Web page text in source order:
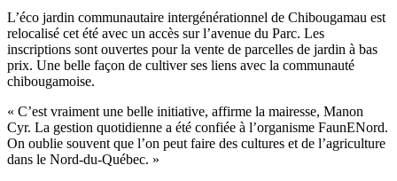
L’éco jardin communautaire intergénérationnel de Chibougamau est
relocalisé cet été avec un accès sur l’avenue du Parc. Les
inscriptions sont ouvertes pour la vente de parcelles de jardin à bas
prix. Une belle façon de cultiver ses liens avec la communauté
chibougamoise.
« C’est vraiment une belle initiative, affirme la mairesse, Manon
Cyr. La gestion quotidienne a été confiée à l’organisme FaunENord.
On oublie souvent que l’on peut faire des cultures et de l’agriculture
dans le Nord-du-Québec. »